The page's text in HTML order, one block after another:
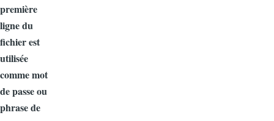
première
ligne du
fichier est
utilisée
comme mot
de passe ou
phrase de